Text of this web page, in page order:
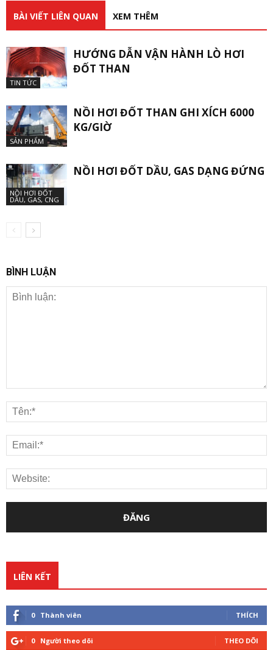
BÀI VIẾT LIÊN QUAN XEM THÊM
TIN TỨC
HƯỚNG DẪN VẬN HÀNH LÒ HƠI
ĐỐT THAN
SẢN PHẨM
NỒI HƠI ĐỐT THAN GHI XÍCH 6000
KG/GIỜ
NỒI HƠI ĐỐT
DẦU, GAS, CNG
NỒI HƠI ĐỐT DẦU, GAS DẠNG ĐỨNG
BÌNH LUẬN
LIÊN KẾT
0 Thành viên THÍCH
0 Người theo dõi THEO DÕI